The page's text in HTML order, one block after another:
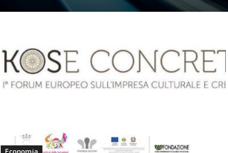
Economia